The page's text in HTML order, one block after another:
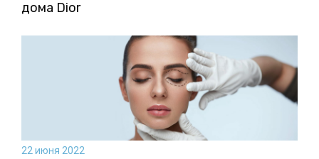
дома Dior
22 июня 2022